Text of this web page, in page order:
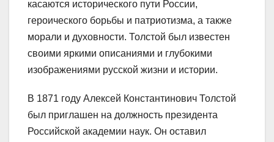
касаются исторического пути России,
героического борьбы и патриотизма, а также
морали и духовности. Толстой был известен
своими яркими описаниями и глубокими
изображениями русской жизни и истории.
В 1871 году Алексей Константинович Толстой
был приглашен на должность президента
Российской академии наук. Он оставил